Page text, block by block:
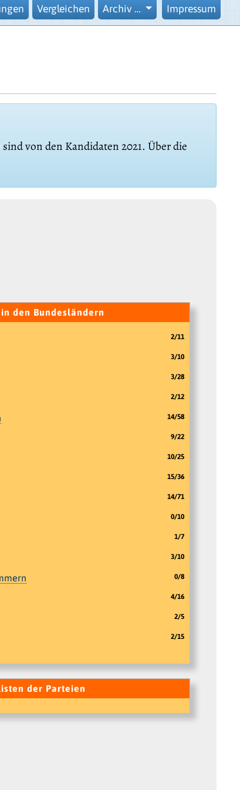
Vergleichen Archiv … Impressum
von den Kandidaten 2021. Über die
den Bundesländern
2/11
3/10
3/28
2/12
14/58
9/22
10/25
15/36
14/71
0/10
1/7
3/10
0/8
4/16
2/5
2/15
der Parteien